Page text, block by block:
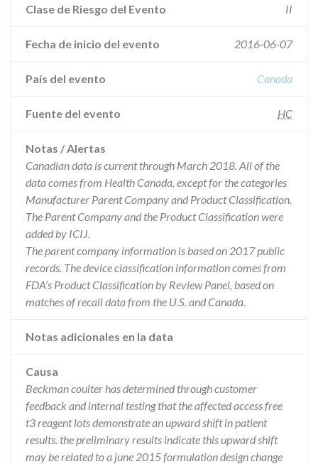
Clase de Riesgo del Evento II
Fecha de inicio del evento 2016-06-07
País del evento Canada
Fuente del evento HC
Notas / Alertas
Canadian data is current through March 2018. All of the
data comes from Health Canada, except for the categories
Manufacturer Parent Company and Product Classification.
The Parent Company and the Product Classification were
added by ICIJ.
The parent company information is based on 2017 public
records. The device classification information comes from
FDA’s Product Classification by Review Panel, based on
matches of recall data from the U.S. and Canada.
Notas adicionales en la data
Causa
Beckman coulter has determined through customer
feedback and internal testing that the affected access free
t3 reagent lots demonstrate an upward shift in patient
results. the preliminary results indicate this upward shift
may be related to a june 2015 formulation design change